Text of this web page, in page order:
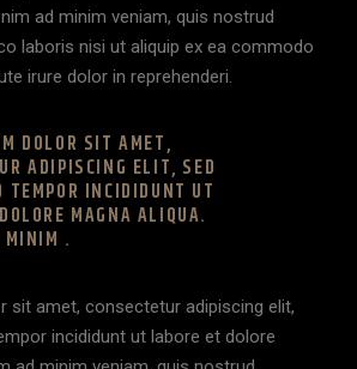
ad minim veniam, quis nostrud
laboris nisi ut aliquip ex ea commodo
irure dolor in reprehenderi.
DOLOR SIT AMET,
ADIPISCING ELIT, SED
TEMPOR INCIDIDUNT UT
MAGNA ALIQUA.
MINIM .
sit amet, consectetur adipiscing elit,
incididunt ut labore et dolore